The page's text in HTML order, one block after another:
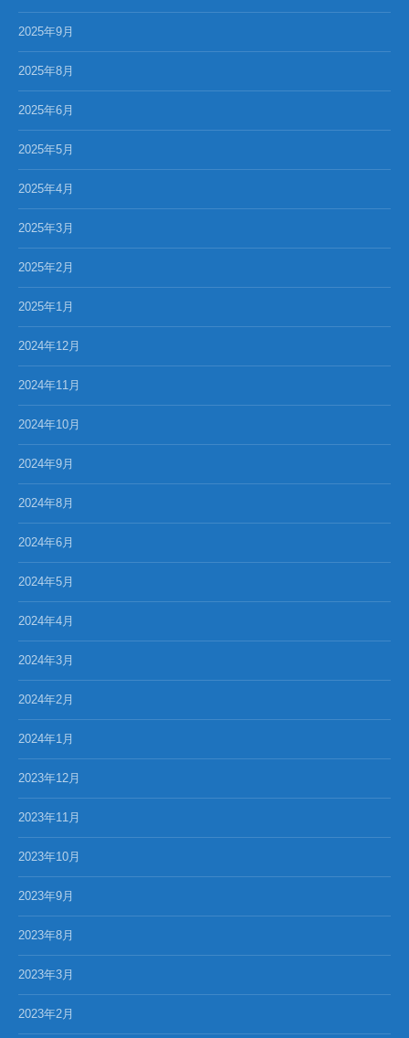
2025年9月
2025年8月
2025年6月
2025年5月
2025年4月
2025年3月
2025年2月
2025年1月
2024年12月
2024年11月
2024年10月
2024年9月
2024年8月
2024年6月
2024年5月
2024年4月
2024年3月
2024年2月
2024年1月
2023年12月
2023年11月
2023年10月
2023年9月
2023年8月
2023年3月
2023年2月